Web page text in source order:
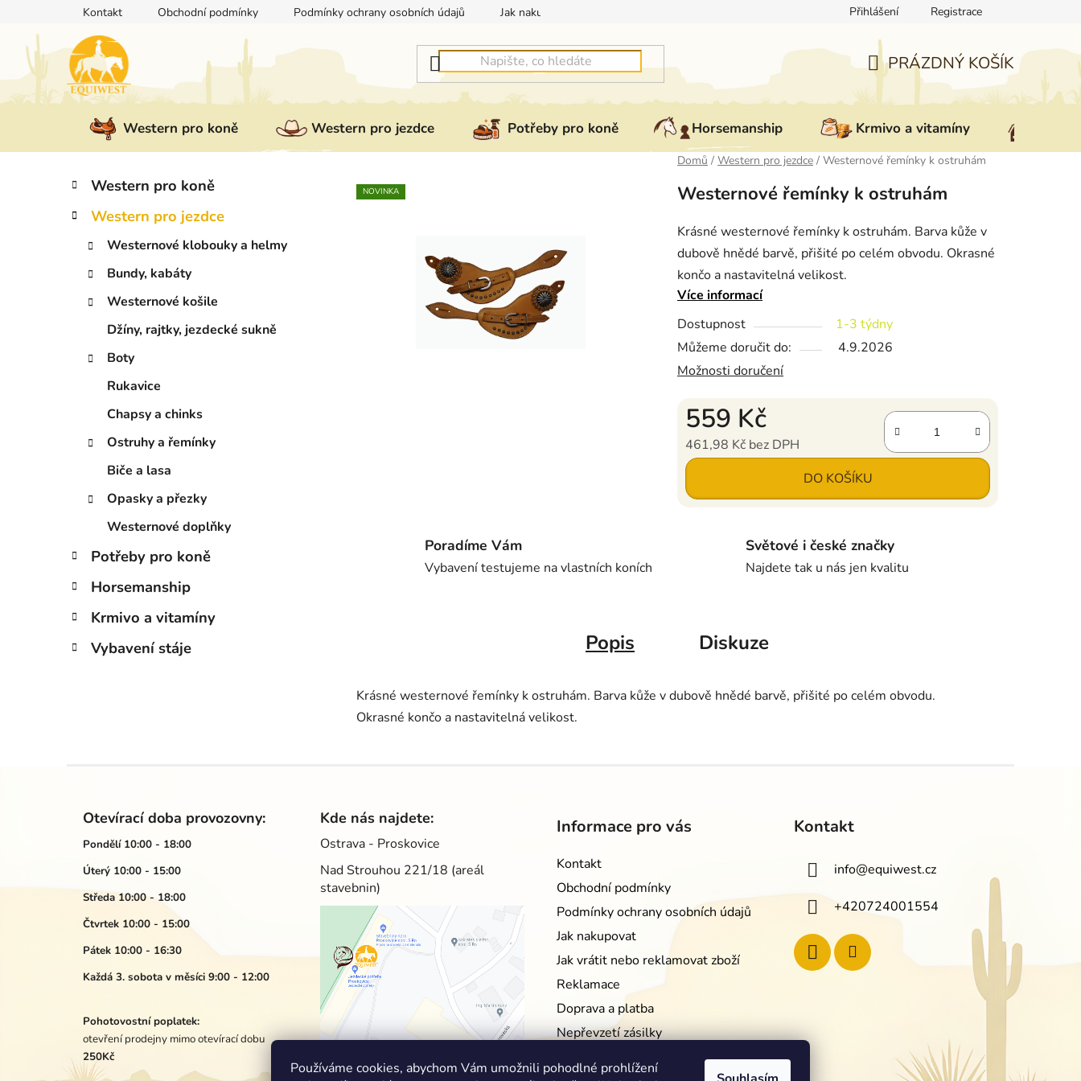
Používáme cookies, abychom Vám umožnili pohodlné prohlížení
obsah
Kontakt Obchodní podmínky Podmínky ochrany osobních údajů Jak nakupovat Reklamace Doprava a platba
Přihlášení Registrace
NÁKUPNÍ
KOŠÍK
PRÁZDNÝ KOŠÍK
Western pro koně Western pro jezdce Potřeby pro koně Horsemanship Krmivo a vitamíny
Domů / Western pro jezdce / Westernové řemínky k ostruhám
P
s
Přeskočit
kategorie
K
a
Western pro koně
Western pro jezdce
Westernové klobouky a helmy
Bundy, kabáty
Westernové košile
Džíny, rajtky, jezdecké sukně
Boty
Rukavice
Chapsy a chinks
Ostruhy a řemínky
Biče a lasa
Opasky a přezky
Westernové doplňky
Potřeby pro koně
Horsemanship
Krmivo a vitamíny
Vybavení stáje
Westernové řemínky k ostruhám
Krásné westernové řemínky k ostruhám. Barva kůže v
dubově hnědé barvě, přišité po celém obvodu. Okrasné
končo a nastavitelná velikost.
Více informací
Dostupnost
1-3 týdny
Můžeme doručit do:
4.9.2026
Možnosti doručení
559 Kč
461,98 Kč bez DPH
Měrná cena: DO KOŠÍKU
NOVINKA
Poradíme Vám
Vybavení testujeme na vlastních koních
Světové i české značky
Najdete tak u nás jen kvalitu
Popis Diskuze
Krásné westernové řemínky k ostruhám. Barva kůže v dubově hnědé barvě, přišité po celém obvodu.
Okrasné končo a nastavitelná velikost.
Otevírací doba provozovny:
Pondělí 10:00 - 18:00
Úterý 10:00 - 15:00
Středa 10:00 - 18:00
Čtvrtek 10:00 - 15:00
Pátek 10:00 - 16:30
Každá 3. sobota v měsíci 9:00 - 12:00
Pohotovostní poplatek:
otevření prodejny mimo otevírací dobu
250Kč
Kde nás najdete:
Ostrava - Proskovice
Nad Strouhou 221/18 (areál
stavebnin)
Informace pro vás
Kontakt
Obchodní podmínky
Podmínky ochrany osobních údajů
Jak nakupovat
Jak vrátit nebo reklamovat zboží
Reklamace
Doprava a platba
Nepřevzetí zásilky
Kontakt
info@equiwest.cz
+420724001554